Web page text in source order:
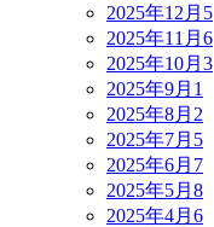
2025年12月 5
2025年11月 6
2025年10月 3
2025年9月 1
2025年8月 2
2025年7月 5
2025年6月 7
2025年5月 8
2025年4月 6